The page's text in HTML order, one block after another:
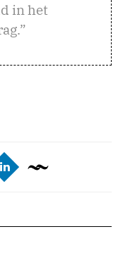
in het